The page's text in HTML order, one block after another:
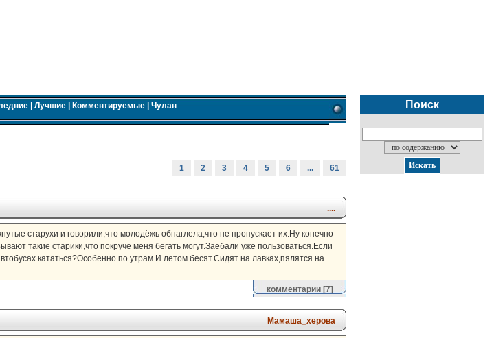
| Лучшие| Комментируемые| Чулан
1 2 3 4 5 6 ... 61
....
старухи и говорили,что молодёжь обнаглела,что не пропускает их.Ну конечно
такие старики,что покруче меня бегать могут.Заебали уже пользоваться.Если
кататься?Особенно по утрам.И летом бесят.Сидят на лавках,пялятся на
комментарии[7]
Мамаша_херова
Поиск